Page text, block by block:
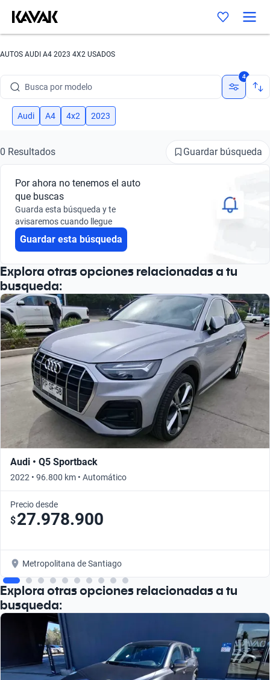
AUTOS AUDI A4 2023 4X2 USADOS
Busca por modelo
Busca por versión
Busca por marca
Busca por modelo
Busca por versión
4
Audi A4 4x2 2023
0 Resultados Guardar búsqueda
Por ahora no tenemos el auto
que buscas
Guarda esta búsqueda y te
avisaremos cuando llegue
Guardar esta búsqueda
Explora otras opciones relacionadas a tu
busqueda:
Audi • Q5 Sportback
2022 • 96.800 km • Automático
Precio desde
$27.978.900
Metropolitana de Santiago
Explora otras opciones relacionadas a tu
busqueda: